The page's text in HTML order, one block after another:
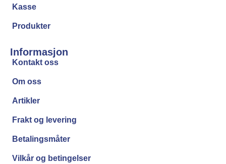
Kasse
Produkter
Informasjon
Kontakt oss
Om oss
Artikler
Frakt og levering
Betalingsmåter
Vilkår og betingelser